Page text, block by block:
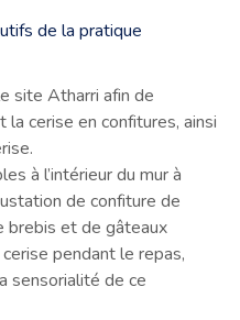
de la pratique
site Atharri afin de
cerise en confitures, ainsi
à l’intérieur du mur à
de confiture de
brebis et de gâteaux
pendant le repas,
sensorialité de ce